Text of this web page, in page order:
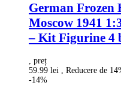
German Frozen
Moscow 1941
– Kit Figurine 4
, preț
59.99 lei
, Reducere de
-14%